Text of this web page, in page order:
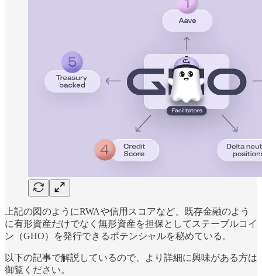
上記の図のようにRWAや信用スコアなど、既存金融のよう
に有形資産だけでなく無形資産を担保としてステーブルコイ
ン（GHO）を発行できるポテンシャルを秘めている。
以下の記事で解説しているので、より詳細に興味がある方は
御覧ください。